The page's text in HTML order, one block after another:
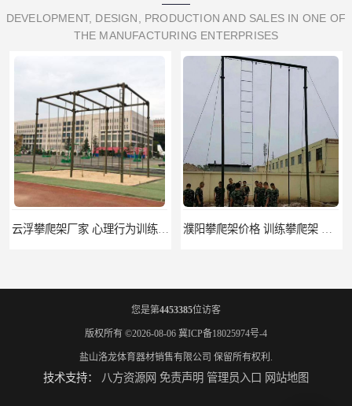
DEVELOPMENT, DESIGN, PRODUCTION AND SALES IN ONE OF
THE MANUFACTURING ENTERPRISES
您是第4453385位访客
版权所有 ©2026-08-06 冀ICP备18025974号-4
盐山洛龙体育器材销售有限公司 保留所有权利.
技术支持： 八方资源网 免责声明 管理员入口 网站地图